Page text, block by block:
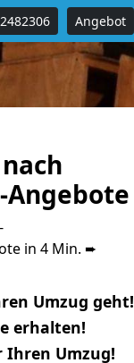
Angebot
Angebote
in 4 Min. ➨
Umzug geht!
erhalten!
Ihren Umzug!